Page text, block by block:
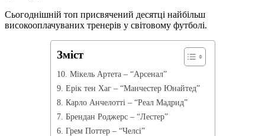
Сьогоднішній топ присвячений десятці найбільш
високооплачуваних тренерів у світовому футболі.
Зміст
10. Мікель Артета – “Арсенал”
9. Ерік тен Хаг – “Манчестер Юнайтед”
8. Карло Анчелотті – “Реал Мадрид”
7. Брендан Роджерс – “Лестер”
6. Грем Поттер – “Челсі”